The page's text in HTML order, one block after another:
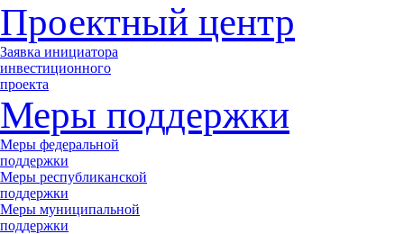
Проектный центр
Заявка инициатора
инвестиционного
проекта
Меры поддержки
Меры федеральной
поддержки
Меры республиканской
поддержки
Меры муниципальной
поддержки